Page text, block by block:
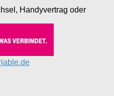
Handyvertrag oder